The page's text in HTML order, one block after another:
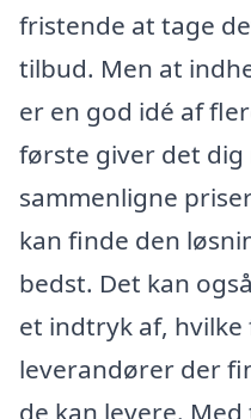
fristende at tage
tilbud. Men at
er en god idé af
første giver det
sammenligne
kan finde den
bedst. Det kan
et indtryk af, hvilke
leverandører der
de kan levere.